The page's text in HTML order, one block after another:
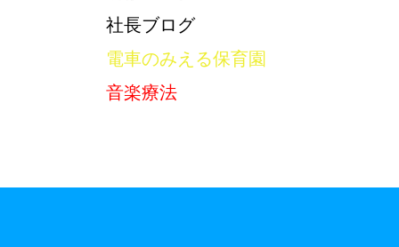
社長ブログ
電車のみえる保育園
音楽療法